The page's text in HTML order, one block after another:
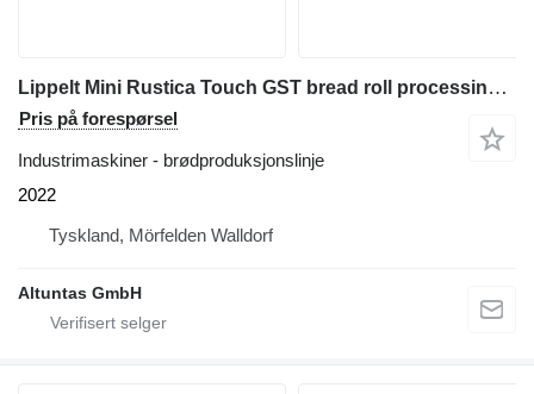
Lippelt Mini Rustica Touch GST bread roll processing system
Pris på forespørsel
Industrimaskiner - brødproduksjonslinje
2022
Tyskland, Mörfelden Walldorf
Altuntas GmbH